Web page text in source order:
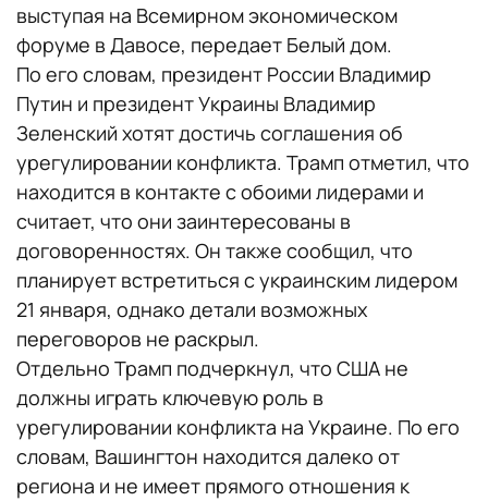
выступая на Всемирном экономическом
форуме в Давосе, передает Белый дом.
По его словам, президент России Владимир
Путин и президент Украины Владимир
Зеленский хотят достичь соглашения об
урегулировании конфликта. Трамп отметил, что
находится в контакте с обоими лидерами и
считает, что они заинтересованы в
договоренностях. Он также сообщил, что
планирует встретиться с украинским лидером
21 января, однако детали возможных
переговоров не раскрыл.
Отдельно Трамп подчеркнул, что США не
должны играть ключевую роль в
урегулировании конфликта на Украине. По его
словам, Вашингтон находится далеко от
региона и не имеет прямого отношения к